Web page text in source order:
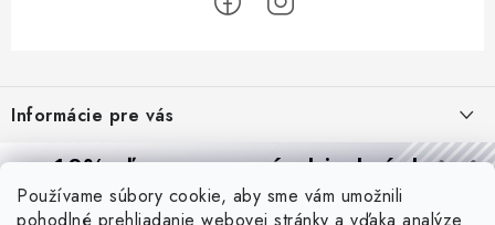
Používame súbory cookie, aby sme vám umožnili
p
ä
Informácie pre vás
Reklamácie a formulár na odstúpenie od zmluvy
Obchodné podmienky
10% zľavana prvú objednávku
Prihláste sa azískajtezľavu aj praktické tipy,vďaka ktorým